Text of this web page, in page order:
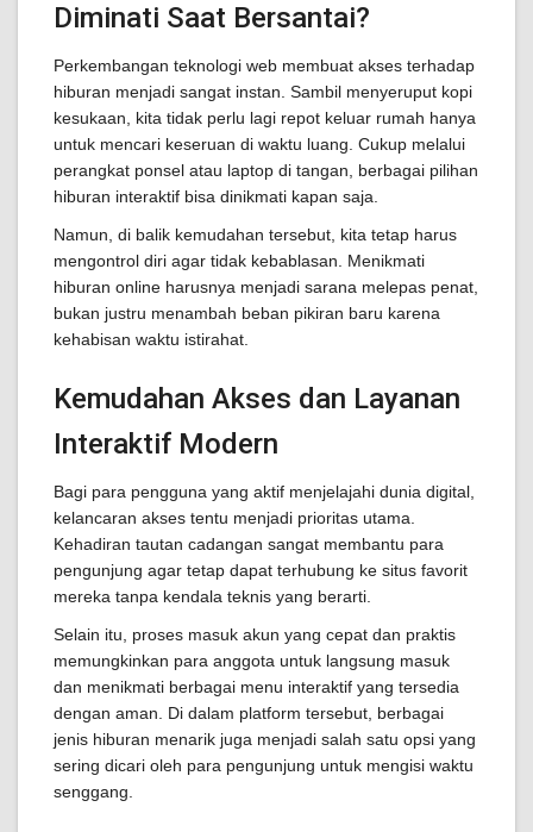
Diminati Saat Bersantai?
Perkembangan teknologi web membuat akses terhadap
hiburan menjadi sangat instan. Sambil menyeruput kopi
kesukaan, kita tidak perlu lagi repot keluar rumah hanya
untuk mencari keseruan di waktu luang. Cukup melalui
perangkat ponsel atau laptop di tangan, berbagai pilihan
hiburan interaktif bisa dinikmati kapan saja.
Namun, di balik kemudahan tersebut, kita tetap harus
mengontrol diri agar tidak kebablasan. Menikmati
hiburan online harusnya menjadi sarana melepas penat,
bukan justru menambah beban pikiran baru karena
kehabisan waktu istirahat.
Kemudahan Akses dan Layanan
Interaktif Modern
Bagi para pengguna yang aktif menjelajahi dunia digital,
kelancaran akses tentu menjadi prioritas utama.
Kehadiran tautan cadangan sangat membantu para
pengunjung agar tetap dapat terhubung ke situs favorit
mereka tanpa kendala teknis yang berarti.
Selain itu, proses masuk akun yang cepat dan praktis
memungkinkan para anggota untuk langsung masuk
dan menikmati berbagai menu interaktif yang tersedia
dengan aman. Di dalam platform tersebut, berbagai
jenis hiburan menarik juga menjadi salah satu opsi yang
sering dicari oleh para pengunjung untuk mengisi waktu
senggang.